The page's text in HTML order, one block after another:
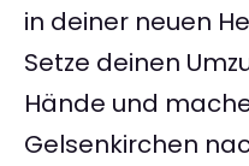
in deiner neuen
Setze deinen
Hände und
Gelsenkirchen